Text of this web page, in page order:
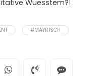
Wuësstëm?!
#MAYRISCH